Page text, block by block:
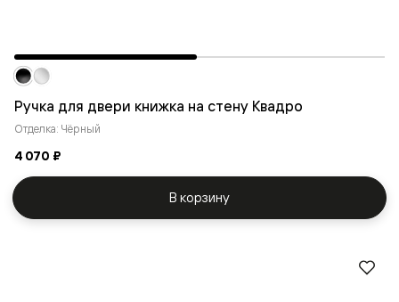
Ручка для двери книжка на стену Квадро
Отделка: Чёрный
4 070 ₽
В корзину